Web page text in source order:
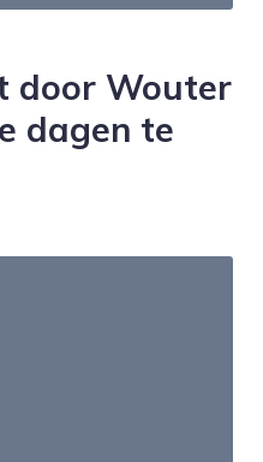
door Wouter
dagen te